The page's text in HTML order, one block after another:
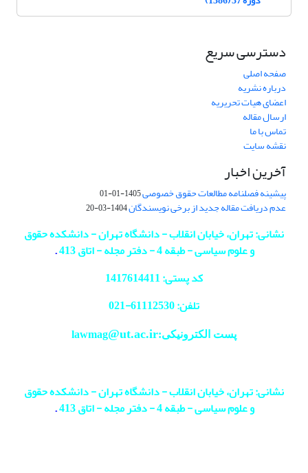
دسترسی سریع
صفحه اصلی
درباره نشریه
اعضای هیات تحریریه
ارسال مقاله
تماس با ما
نقشه سایت
آخرین اخبار
پیشینه فصلنامه مطالعات حقوق خصوصی1405-01-01
عدم دریافت مقاله جدید از برخی نویسندگان1404-03-20
نشانی: تهران، خیابان انقلاب - دانشگاه تهران - دانشکده حقوق
و علوم سیاسی - طبقه 4 - دفتر مجله - اتاق 413
.
کد پستی: 1417614411
تلفن: 61112530-
021
پست الکترونیکی:lawmag@ut.ac.ir
نشانی: تهران، خیابان انقلاب - دانشگاه تهران - دانشکده حقوق
و علوم سیاسی - طبقه 4 - دفتر مجله - اتاق 413
.